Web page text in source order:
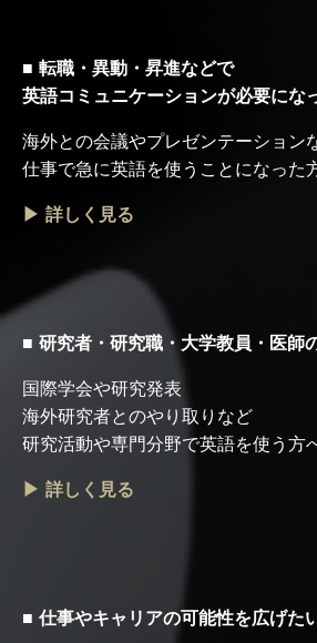
■ 転職・異動・昇進などで
英語コミュニケーションが必要にな
海外との会議やプレゼンテーション
仕事で急に英語を使うことになった
▶ 詳しく見る
■ 研究者・研究職・大学教員・医師
国際学会や研究発表
海外研究者とのやり取りなど
研究活動や専門分野で英語を使う方
▶ 詳しく見る
■ 仕事やキャリアの可能性を広げた